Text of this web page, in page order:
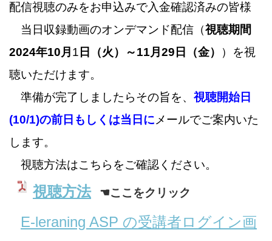
配信視聴のみをお申込みで入金確認済みの皆様
当日収録動画のオンデマンド配信（視聴期間
2024年10月 1 日（火）～11月29日（金）
）を視
聴いただけます。
準備が完了しましたらその旨を、 視聴開始日
(10/1)の前日もしくは当日に メールでご案内いた
します。
視聴方法はこちらをご確認ください。
視聴方法 ☚ここをクリック
E-leraning ASP の受講者ログイン画